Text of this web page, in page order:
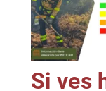
Si ves